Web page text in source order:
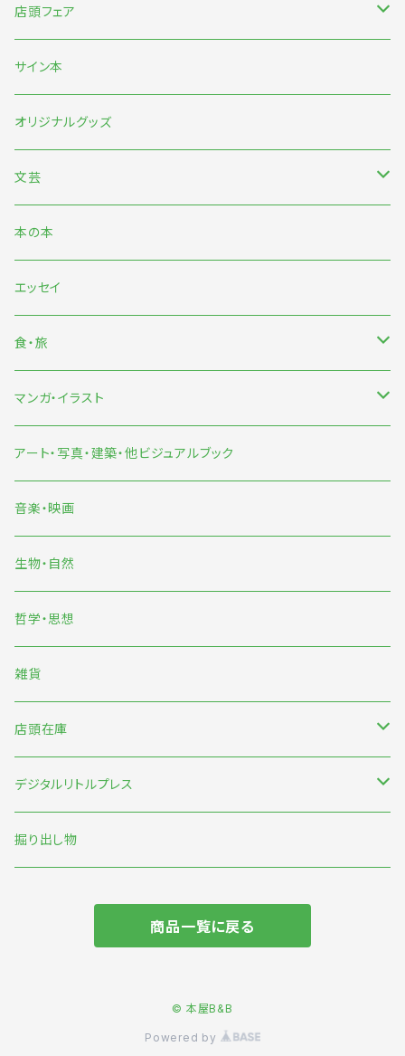
店頭フェア
5月末〜伊藤紺『わたしのなかにある巨大な星』刊行記念フェア
7月『グッバイ・ハロー・ワールド』『終末パートナー』刊行記念
サイン本
オリジナルグッズ
文芸
日本文芸
海外文芸
詩歌・短歌・俳句
本の本
エッセイ
食・旅
食
旅
マンガ・イラスト
マンガ
イラスト
雨宮ひかる
くまおり純
アート・写真・建築・他ビジュアルブック
音楽・映画
生物・自然
哲学・思想
雑貨
店頭在庫
新刊台
本の本
デジタルリトルプレス
オリジナル
掘り出し物
商品一覧に戻る
© 本屋B&B
Powered by